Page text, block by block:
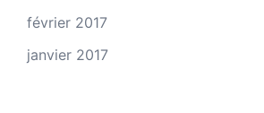
février 2017
janvier 2017